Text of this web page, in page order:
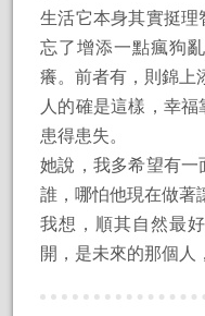
生活它本身其實挺
忘了增添一點瘋狗
癢。前者有，則錦上
人的確是這樣，幸福
患得患失。
她說，我多希望有
誰，哪怕他現在做著
我想，順其自然最
開，是未來的那個人